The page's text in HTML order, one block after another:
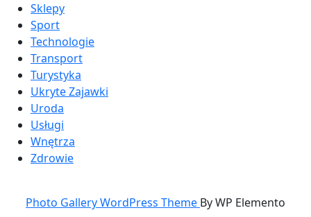
Sklepy
Sport
Technologie
Transport
Turystyka
Ukryte Zajawki
Uroda
Usługi
Wnętrza
Zdrowie
Photo Gallery WordPress Theme By WP Elemento